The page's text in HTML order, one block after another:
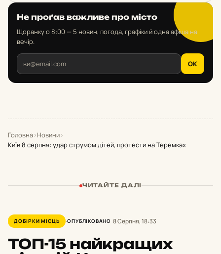
Не проґав важливе про місто
Щоранку о 8:00 — 5 новин, погода, графіки й одна афіша на
вечір.
OK
Головна›Новини›
Київ 8 серпня: удар струмом дітей, протести на Теремках
ЧИТАЙТЕ ДАЛІ
ДОБІРКИ МІСЦЬ ОПУБЛІКОВАНО 8 Серпня, 18:33
ТОП-15 найкращих